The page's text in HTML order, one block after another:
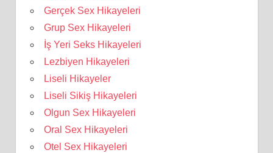
Gerçek Sex Hikayeleri
Grup Sex Hikayeleri
İş Yeri Seks Hikayeleri
Lezbiyen Hikayeleri
Liseli Hikayeler
Liseli Sikiş Hikayeleri
Olgun Sex Hikayeleri
Oral Sex Hikayeleri
Otel Sex Hikayeleri